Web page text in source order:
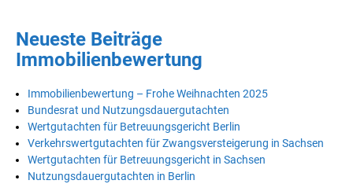
Neueste Beiträge
Immobilienbewertung
Immobilienbewertung – Frohe Weihnachten 2025
Bundesrat und Nutzungsdauergutachten
Wertgutachten für Betreuungsgericht Berlin
Verkehrswertgutachten für Zwangsversteigerung in Sachsen
Wertgutachten für Betreuungsgericht in Sachsen
Nutzungsdauergutachten in Berlin